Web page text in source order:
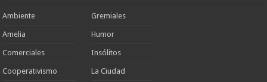
Ambiente
Amelia
Comerciales
Cooperativismo
Gremiales
Humor
Insólitos
La Ciudad